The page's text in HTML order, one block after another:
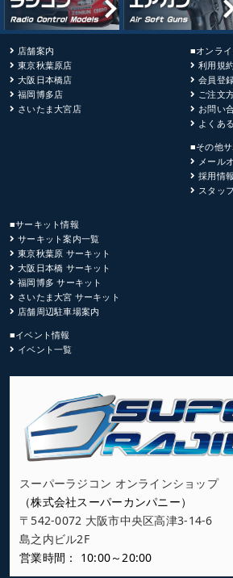
店舗案内
東京秋葉原店
大阪日本橋店
福岡博多店
さいたま大宮店
■オンラ
利用規
会員登
ご注文
お問い
よくあ
■その他
メール
採用情報
スタッ
■サーキット情報
サーキット案内一覧
東京秋葉原 サーキット
大阪日本橋 サーキット
福岡博多 サーキット
さいたま大宮 サーキット
店舗周辺駐車場案内
■イベント情報
イベント一覧
スーパーラジコン オンラインショップ
（株式会社スーパーカンパニー）
〒542-0072 大阪市中央区高津3-14-6
島之内ビル2F
営業時間： 10:00～20:00